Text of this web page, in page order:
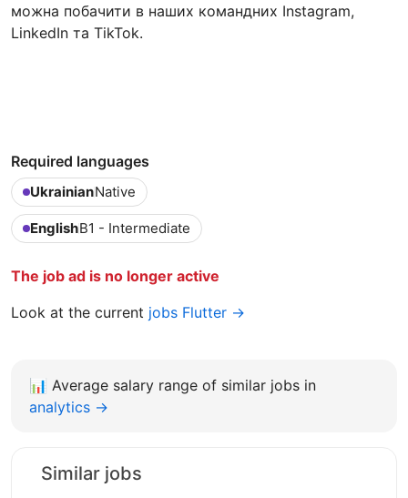
можна побачити в наших командних Instagram,
LinkedIn та TikTok.
Required languages
UkrainianNative
EnglishB1 - Intermediate
The job ad is no longer active
Look at the current jobs Flutter →
📊 Average salary range of similar jobs in
analytics →
Similar jobs